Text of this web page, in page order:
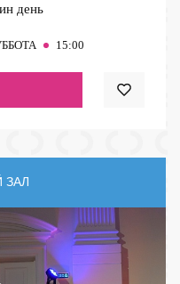
день
15:00
ЗАЛ